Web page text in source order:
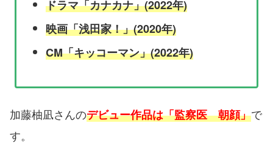
ドラマ「カナカナ」(2022年)
映画「浅田家！」(2020年)
CM「キッコーマン」(2022年)
加藤柚凪さんのデビュー作品は「監察医 朝顔」で
す。